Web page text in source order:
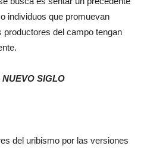
individuos que promuevan
del campo tengan
SIGLO
del uribismo por las versiones